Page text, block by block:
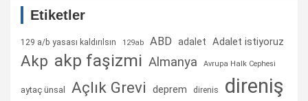
Etiketler
129 a/b yasası kaldırılsın 129ab ABD adalet Adalet istiyoruz
Akp akp faşizmi Almanya Avrupa Halk Cephesi
aytaç ünsal Açlık Grevi deprem direnis direniş